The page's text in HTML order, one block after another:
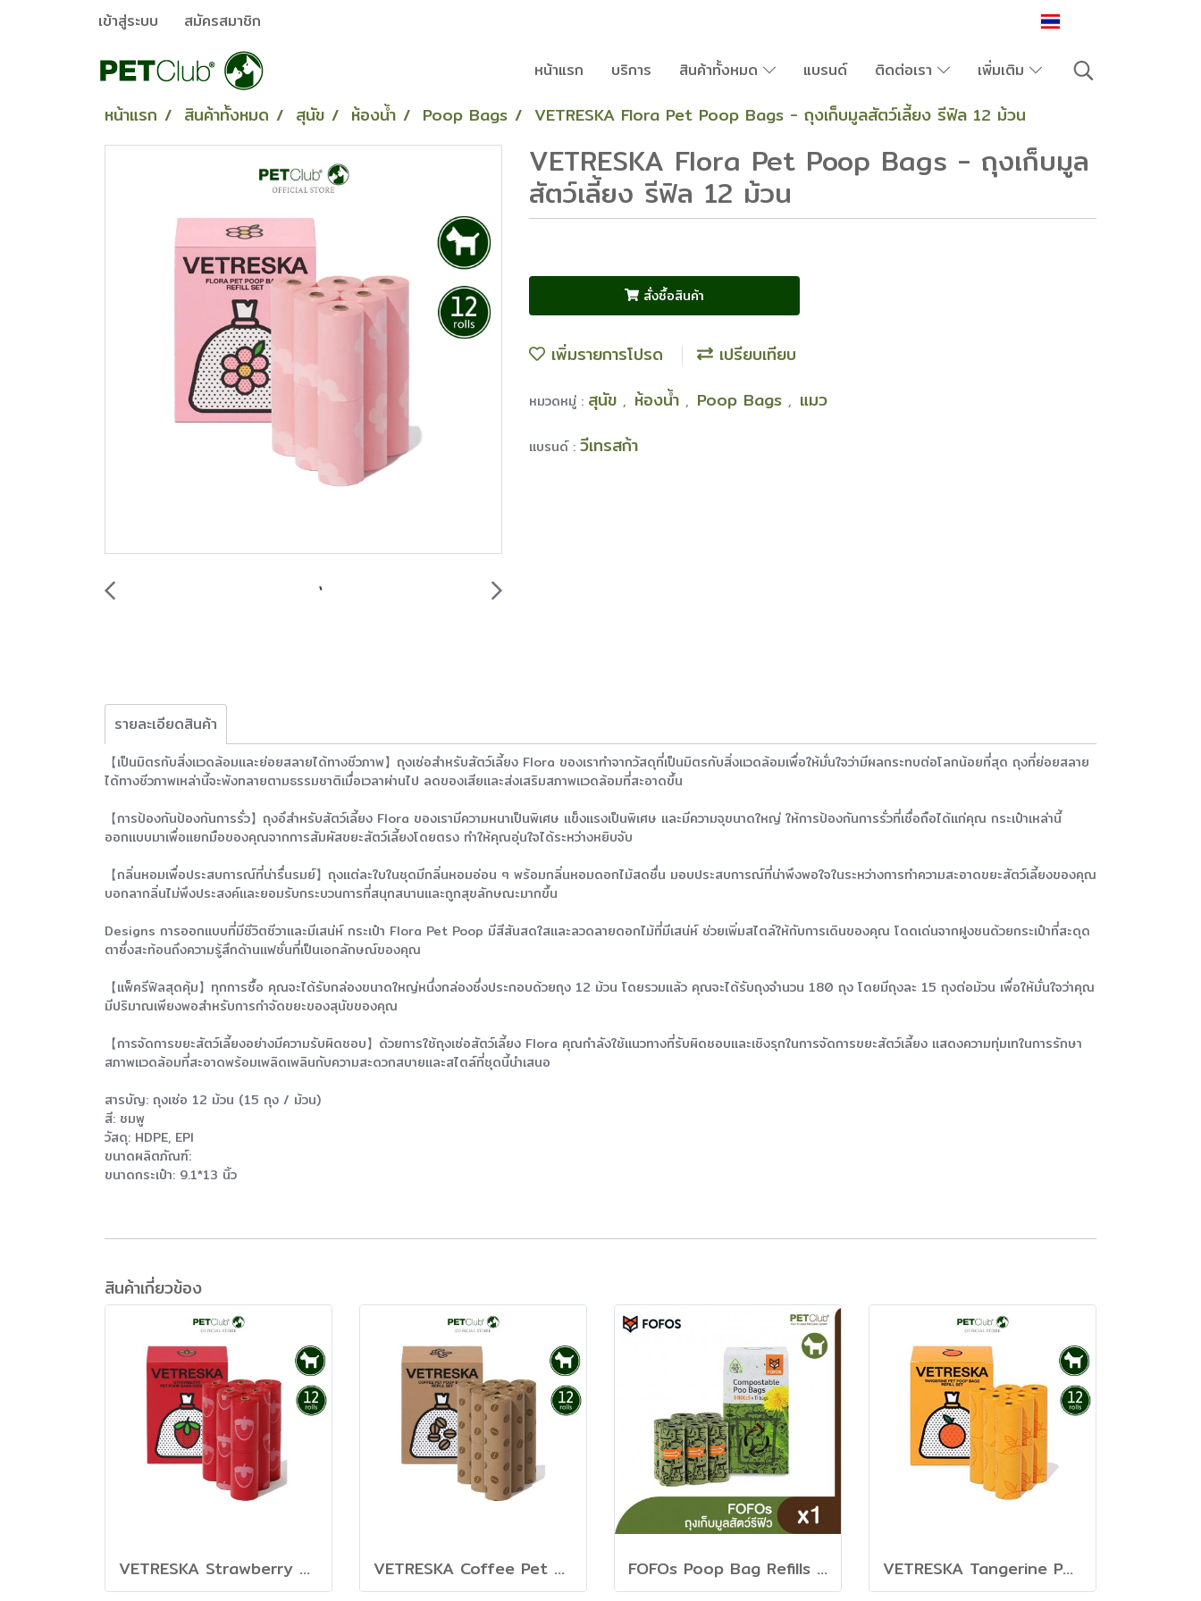
เข้าสู่ระบบ สมัครสมาชิก
หน้าแรก บริการ สินค้าทั้งหมด แบรนด์ ติดต่อเรา เพิ่มเติม
หน้าแรก สินค้าทั้งหมด สุนัข ห้องน้ำ Poop Bags VETRESKA Flora Pet Poop Bags - ถุงเก็บมูลสัตว์เลี้ยง รีฟิล 12 ม้วน
VETRESKA Flora Pet Poop Bags - ถุงเก็บมูล
สัตว์เลี้ยง รีฟิล 12 ม้วน
สั่งซื้อสินค้า
เพิ่มรายการโปรด เปรียบเทียบ
หมวดหมู่ : สุนัข , ห้องน้ำ , Poop Bags , แมว
แบรนด์ : วีเทรสก้า
รายละเอียดสินค้า
【เป็นมิตรกับสิ่งแวดล้อมและย่อยสลายได้ทางชีวภาพ】ถุงเซ่อสำหรับสัตว์เลี้ยง Flora ของเราทำจากวัสดุที่เป็นมิตรกับสิ่งแวดล้อมเพื่อให้มั่นใจว่ามีผลกระทบต่อโลกน้อยที่สุด ถุงที่ย่อยสลาย
ได้ทางชีวภาพเหล่านี้จะพังทลายตามธรรมชาติเมื่อเวลาผ่านไป ลดของเสียและส่งเสริมสภาพแวดล้อมที่สะอาดขึ้น
【การป้องกันป้องกันการรั่ว】ถุงอึสำหรับสัตว์เลี้ยง Flora ของเรามีความหนาเป็นพิเศษ แข็งแรงเป็นพิเศษ และมีความจุขนาดใหญ่ ให้การป้องกันการรั่วที่เชื่อถือได้แก่คุณ กระเป๋าเหล่านี้
ออกแบบมาเพื่อแยกมือของคุณจากการสัมผัสขยะสัตว์เลี้ยงโดยตรง ทำให้คุณอุ่นใจได้ระหว่างหยิบจับ
【กลิ่นหอมเพื่อประสบการณ์ที่น่ารื่นรมย์】ถุงแต่ละใบในชุดมีกลิ่นหอมอ่อน ๆ พร้อมกลิ่นหอมดอกไม้สดชื่น มอบประสบการณ์ที่น่าพึงพอใจในระหว่างการทำความสะอาดขยะสัตว์เลี้ยงของคุณ
บอกลากลิ่นไม่พึงประสงค์และยอมรับกระบวนการที่สนุกสนานและถูกสุขลักษณะมากขึ้น
Designs การออกแบบที่มีชีวิตชีวาและมีเสน่ห์ กระเป๋า Flora Pet Poop มีสีสันสดใสและลวดลายดอกไม้ที่มีเสน่ห์ ช่วยเพิ่มสไตล์ให้กับการเดินของคุณ โดดเด่นจากฝูงชนด้วยกระเป๋าที่สะดุด
ตาซึ่งสะท้อนถึงความรู้สึกด้านแฟชั่นที่เป็นเอกลักษณ์ของคุณ
【แพ็ครีฟิลสุดคุ้ม】ทุกการซื้อ คุณจะได้รับกล่องขนาดใหญ่หนึ่งกล่องซึ่งประกอบด้วยถุง 12 ม้วน โดยรวมแล้ว คุณจะได้รับถุงจำนวน 180 ถุง โดยมีถุงละ 15 ถุงต่อม้วน เพื่อให้มั่นใจว่าคุณ
มีปริมาณเพียงพอสำหรับการกำจัดขยะของสุนัขของคุณ
【การจัดการขยะสัตว์เลี้ยงอย่างมีความรับผิดชอบ】ด้วยการใช้ถุงเซ่อสัตว์เลี้ยง Flora คุณกำลังใช้แนวทางที่รับผิดชอบและเชิงรุกในการจัดการขยะสัตว์เลี้ยง แสดงความทุ่มเทในการรักษา
สภาพแวดล้อมที่สะอาดพร้อมเพลิดเพลินกับความสะดวกสบายและสไตล์ที่ชุดนี้นำเสนอ
สารบัญ: ถุงเซ่อ 12 ม้วน (15 ถุง / ม้วน)
สี: ชมพู
วัสดุ: HDPE, EPI
ขนาดผลิตภัณฑ์:
ขนาดกระเป๋า: 9.1*13 นิ้ว
สินค้าเกี่ยวข้อง
VETRESKA Strawberry Pet Poop Bags - ถุงเก็บมูลสัตว์เลี้ยง กลิ่นสตรอว์เบอร์รี่ 12 ม้วน VETRESKA Coffee Pet Poop Bags - ถุงเก็บมูลสัตว์เลี้ยง 12 ม้วน FOFOs Poop Bag Refills - ถุงเก็บมูลสัตว์ 8 ม้วน 136ถุง VETRESKA Tangerine Pet Poop Bags - ถุงเก็บมูลสัตว์เลี้ยง รีฟิล 12 ม้วน